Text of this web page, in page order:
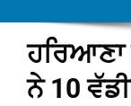
ਹਰਿਆਣਾ
ਨੇ 10